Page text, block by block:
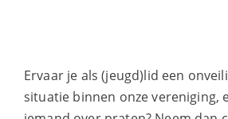
Ervaar je als (jeugd)lid een
situatie binnen onze vereniging,